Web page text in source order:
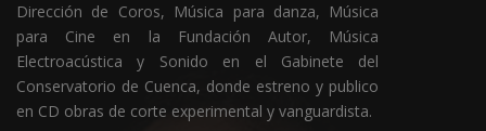
Dirección de Coros, Música para danza, Música
para Cine en la Fundación Autor, Música
Electroacústica y Sonido en el Gabinete del
Conservatorio de Cuenca, donde estreno y publico
en CD obras de corte experimental y vanguardista.